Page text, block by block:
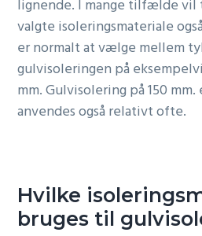
lignende. I mange tilfælde vil
valgte isoleringsmateriale
er normalt at vælge mellem
gulvisoleringen på
mm. Gulvisolering på 150
anvendes også relativt ofte.
Hvilke
bruges til